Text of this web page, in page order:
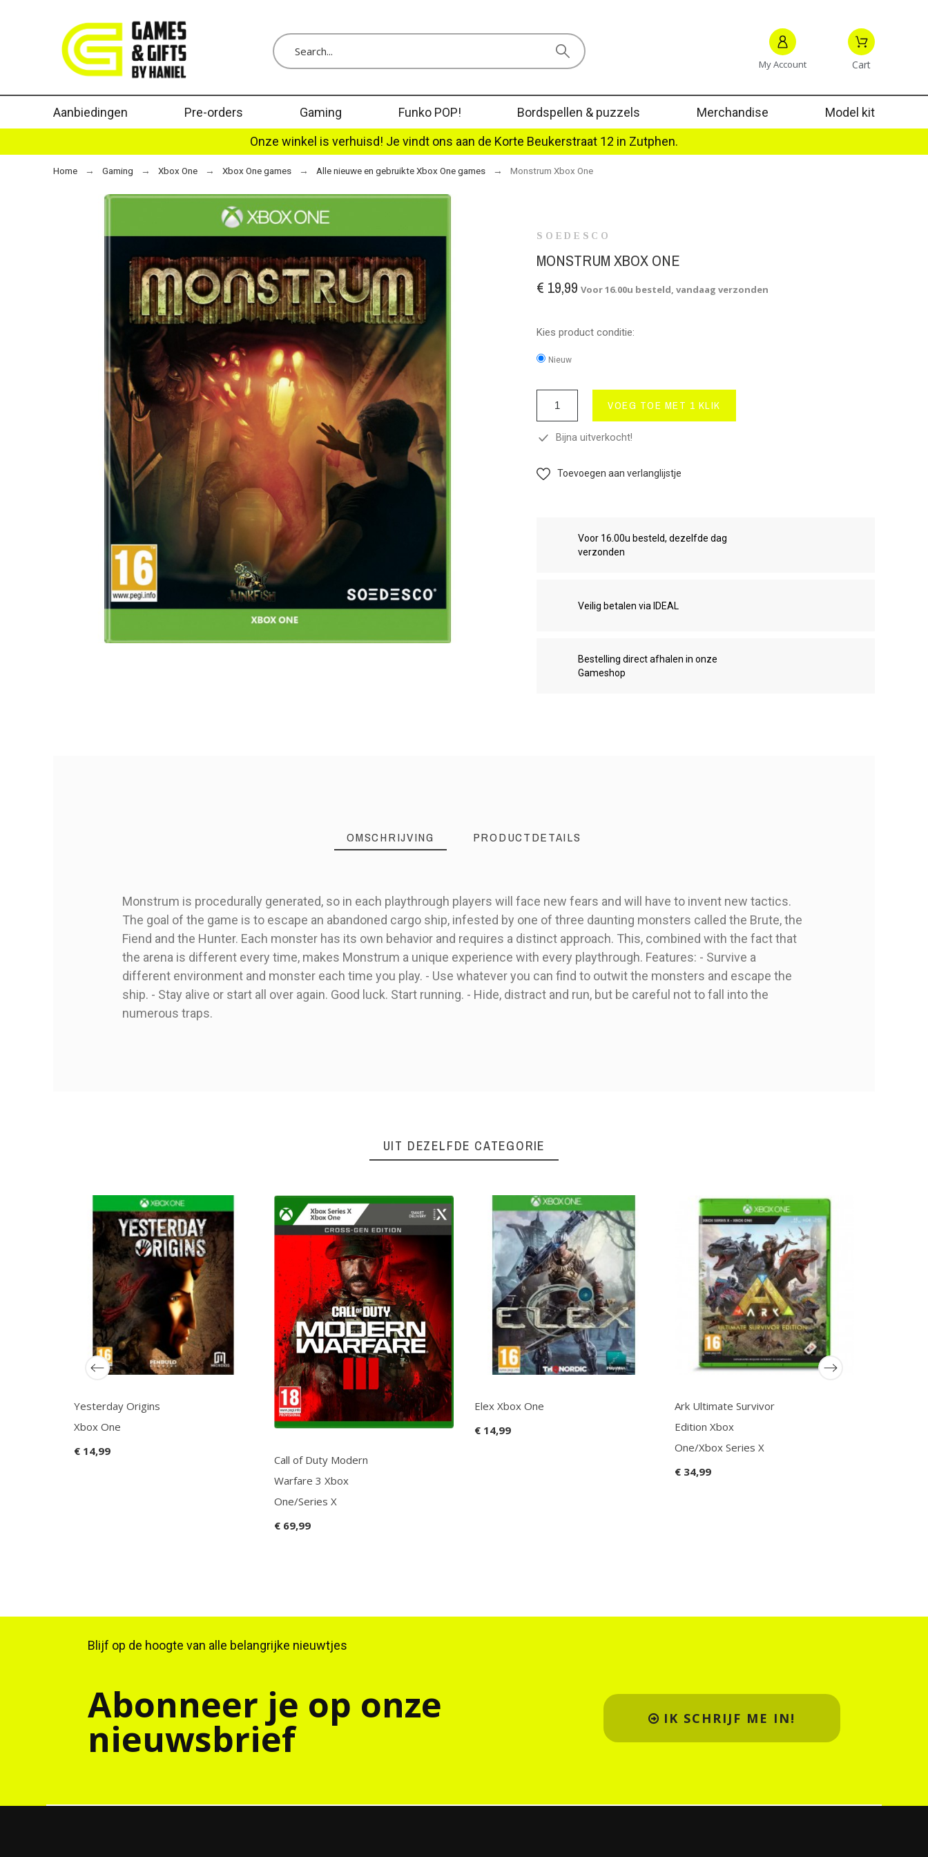
My Account Cart
Aanbiedingen Pre-orders Gaming Funko POP! Bordspellen & puzzels Merchandise
Model kit
Onze winkel is verhuisd! Je vindt ons aan de Korte Beukerstraat 12 in Zutphen.
Home Gaming Xbox One Xbox One games Alle nieuwe en gebruikte Xbox One games Monstrum Xbox One
SOEDESCO
MONSTRUM XBOX ONE
€ 19,99 Voor 16.00u besteld, vandaag verzonden
Kies product conditie:
Nieuw
VOEG TOE MET 1 KLIK
Bijna uitverkocht!
Toevoegen aan verlanglijstje
Voor 16.00u besteld, dezelfde dag
verzonden
Veilig betalen via IDEAL
Bestelling direct afhalen in onze
Gameshop
OMSCHRIJVING PRODUCTDETAILS
Monstrum is procedurally generated, so in each playthrough players will face new fears and will have to invent new tactics.
The goal of the game is to escape an abandoned cargo ship, infested by one of three daunting monsters called the Brute, the
Fiend and the Hunter. Each monster has its own behavior and requires a distinct approach. This, combined with the fact that
the arena is different every time, makes Monstrum a unique experience with every playthrough. Features: - Survive a
different environment and monster each time you play. - Use whatever you can find to outwit the monsters and escape the
ship. - Stay alive or start all over again. Good luck. Start running. - Hide, distract and run, but be careful not to fall into the
numerous traps.
Merk Soedesco
ReferentieXboxOne1036
Op voorraad 1 Item
UIT DEZELFDE CATEGORIE
Yesterday Origins
Xbox One
€ 14,99
Call of Duty Modern
Warfare 3 Xbox
One/Series X
€ 69,99
Elex Xbox One
€ 14,99
Ark Ultimate Survivor
Edition Xbox
One/Xbox Series X
€ 34,99
Blijf op de hoogte van alle belangrijke nieuwtjes
Abonneer je op onze
nieuwsbrief IK SCHRIJF ME IN!